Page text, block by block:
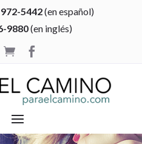
5442(en español)
9880(en inglés)
 